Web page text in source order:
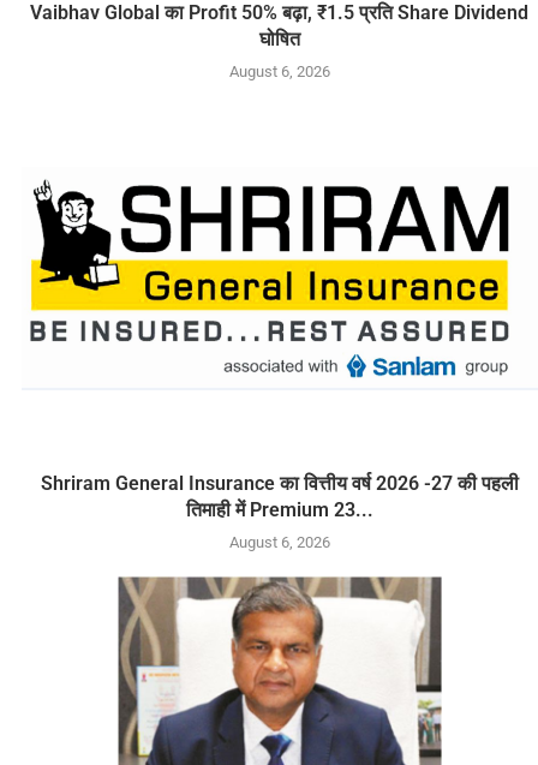
Vaibhav Global का Profit 50% बढ़ा, ₹1.5 प्रति Share Dividend
घोषित
August 6, 2026
Shriram General Insurance का वित्तीय वर्ष 2026 -27 की पहली
तिमाही में Premium 23...
August 6, 2026